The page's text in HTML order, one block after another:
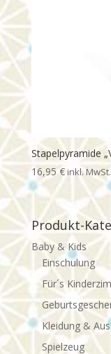
Stapelpyramide
16,95 €
Produkt-
Baby & Kids
Einschulung
Für´s
Kleidung &
Spielzeug